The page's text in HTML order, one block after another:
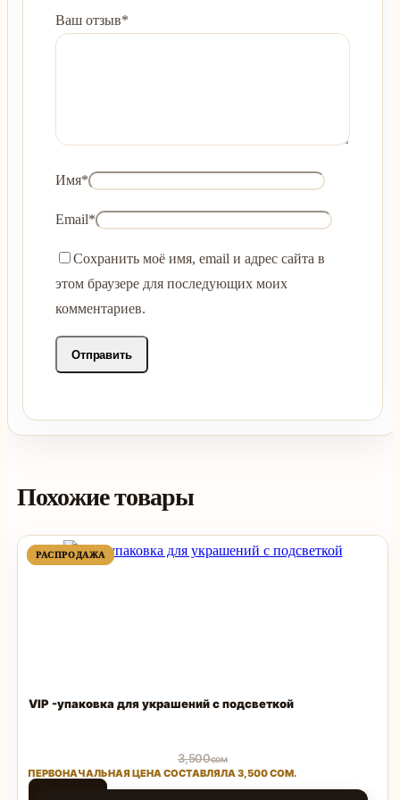
Ваш отзыв*
Имя*
Email*
Сохранить моё имя, email и адрес сайта в
этом браузере для последующих моих
комментариев.
Похожие товары
РАСПРОДАЖА ПРОДАВАЕМЫЙ
ТОВАР
РАСПРОДАЖА ПРОДАВАЕМЫЙ
ТОВАР
VIP -упаковка для украшений с подсветкой
3,500сом
ПЕРВОНАЧАЛЬНАЯ ЦЕНА СОСТАВЛЯЛА 3,500 СОМ.